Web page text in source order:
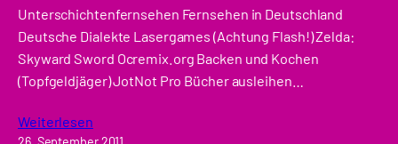
Unterschichtenfernsehen Fernsehen in Deutschland
Deutsche Dialekte Lasergames (Achtung Flash!) Zelda:
Skyward Sword Ocremix.org Backen und Kochen
(Topfgeldjäger) JotNot Pro Bücher ausleihen…
Weiterlesen